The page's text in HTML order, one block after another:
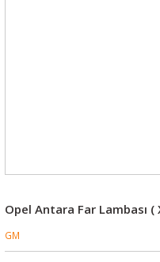
Opel Antara Far Lambası (
GM